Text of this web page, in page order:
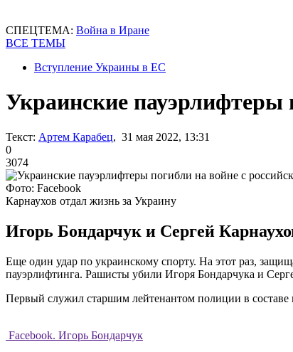
СПЕЦТЕМА: Война в Иране
ВСЕ ТЕМЫ
Вступление Украины в ЕС
Украинские пауэрлифтеры
Текст: Артем Карабец, 31 мая 2022, 13:31
0
3074
Фото: Facebook
Карнаухов отдал жизнь за Украину
Игорь Бондарчук и Сергей
Еще один удар по украинскому спорту. На этот раз,
пауэрлифтинга. Рашисты убили Игоря Бондарчука и
Первый служил старшим лейтенантом полиции в составе
Facebook. Игорь Бондарчук